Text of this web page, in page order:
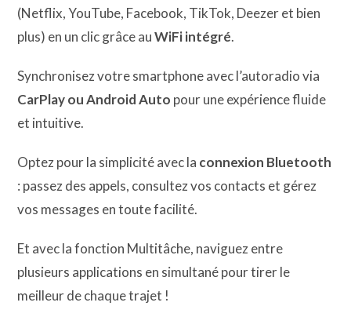
(Netflix, YouTube, Facebook, TikTok, Deezer et bien
plus) en un clic grâce auWiFi intégré.
Synchronisez votre smartphone avec l’autoradio via
CarPlay ou Android Auto pour une expérience fluide
et intuitive.
Optez pour la simplicité avec la connexion Bluetooth
: passez des appels, consultez vos contacts et gérez
vos messages en toute facilité.
Et avec la fonction Multitâche, naviguez entre
plusieurs applications en simultané pour tirer le
meilleur de chaque trajet !